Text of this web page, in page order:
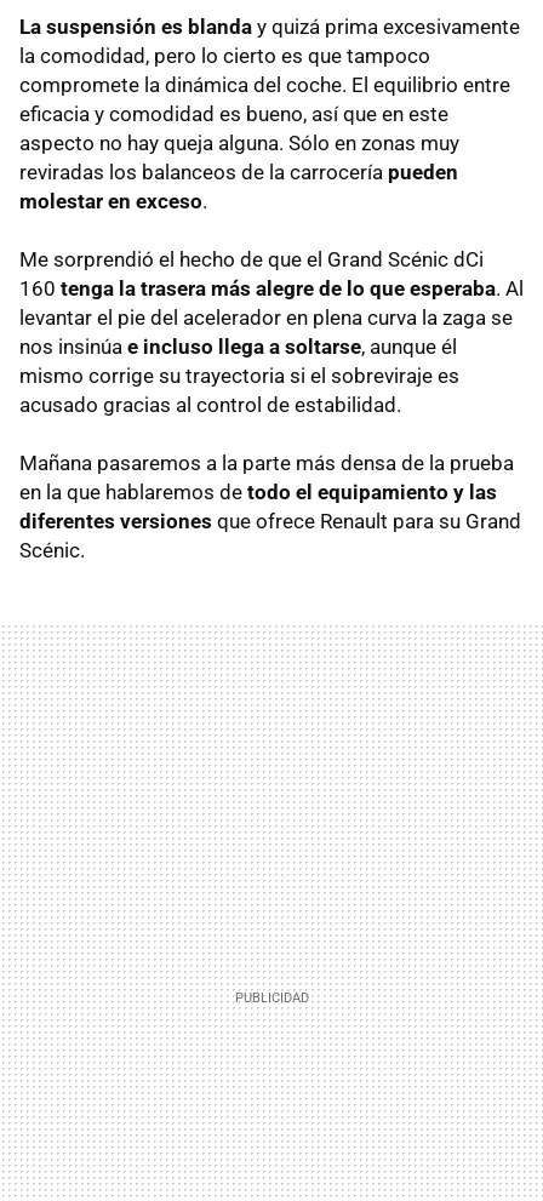
La suspensión es blanda y quizá prima excesivamente
la comodidad, pero lo cierto es que tampoco
compromete la dinámica del coche. El equilibrio entre
eficacia y comodidad es bueno, así que en este
aspecto no hay queja alguna. Sólo en zonas muy
reviradas los balanceos de la carrocería pueden
molestar en exceso.
Me sorprendió el hecho de que el Grand Scénic dCi
160 tenga la trasera más alegre de lo que esperaba. Al
levantar el pie del acelerador en plena curva la zaga se
nos insinúa e incluso llega a soltarse, aunque él
mismo corrige su trayectoria si el sobreviraje es
acusado gracias al control de estabilidad.
Mañana pasaremos a la parte más densa de la prueba
en la que hablaremos de todo el equipamiento y las
diferentes versiones que ofrece Renault para su Grand
Scénic.